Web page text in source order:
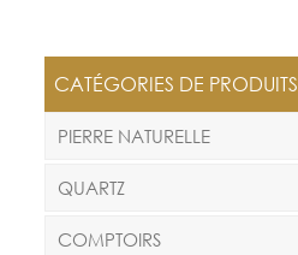
CATÉGORIES DE PRODUITS
PIERRE NATURELLE
QUARTZ
COMPTOIRS